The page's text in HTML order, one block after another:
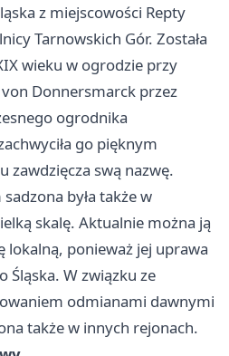
z miejscowości Repty
Tarnowskich Gór. Została
wieku w ogrodzie przy
Donnersmarck przez
ogrodnika
go pięknym
zawdzięcza swą nazwę.
była także w
skalę. Aktualnie można ją
ponieważ jej uprawa
Śląska. W związku ze
odmianami dawnymi
także w innych rejonach.